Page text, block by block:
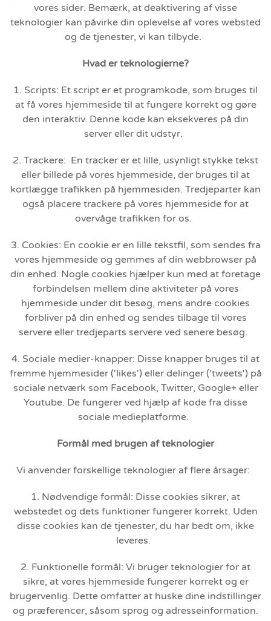
vores sider. Bemærk, at deaktivering af visse
teknologier kan påvirke din oplevelse af vores websted
og de tjenester, vi kan tilbyde.
Hvad er teknologierne?
1. Scripts: Et script er et programkode, som bruges til
at få vores hjemmeside til at fungere korrekt og gøre
den interaktiv. Denne kode kan eksekveres på din
server eller dit udstyr.
2. Trackere: En tracker er et lille, usynligt stykke tekst
eller billede på vores hjemmeside, der bruges til at
kortlægge trafikken på hjemmesiden. Tredjeparter kan
også placere trackere på vores hjemmeside for at
overvåge trafikken for os.
3. Cookies: En cookie er en lille tekstfil, som sendes fra
vores hjemmeside og gemmes af din webbrowser på
din enhed. Nogle cookies hjælper kun med at foretage
forbindelsen mellem dine aktiviteter på vores
hjemmeside under dit besøg, mens andre cookies
forbliver på din enhed og sendes tilbage til vores
servere eller tredjeparts servere ved senere besøg.
4. Sociale medier-knapper: Disse knapper bruges til at
fremme hjemmesider ('likes') eller delinger ('tweets') på
sociale netværk som Facebook, Twitter, Google+ eller
Youtube. De fungerer ved hjælp af kode fra disse
sociale medieplatforme.
Formål med brugen af teknologier
Vi anvender forskellige teknologier af flere årsager:
1. Nødvendige formål: Disse cookies sikrer, at
webstedet og dets funktioner fungerer korrekt. Uden
disse cookies kan de tjenester, du har bedt om, ikke
leveres.
2. Funktionelle formål: Vi bruger teknologier for at
sikre, at vores hjemmeside fungerer korrekt og er
brugervenlig. Dette omfatter at huske dine indstillinger
og præferencer, såsom sprog og adresseinformation.